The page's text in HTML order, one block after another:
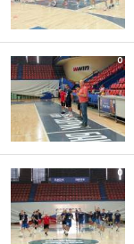
0
0